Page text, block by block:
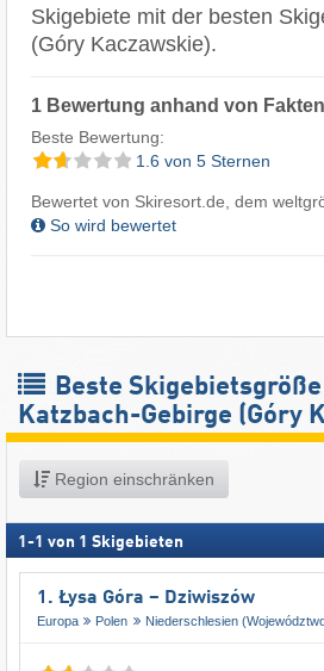
Skigebiete mit der besten
(Góry Kaczawskie).
1 Bewertung anhand von Fakten
Beste Bewertung:
1.6 von 5 Sternen
Bewertet von Skiresort.de, dem
So wird bewertet
Beste
Katzbach-Gebirge (Góry
Region einschränken
1 -1 von 1 Skigebieten
1. Łysa Góra – Dziwiszów
Europa Polen Niederschlesien